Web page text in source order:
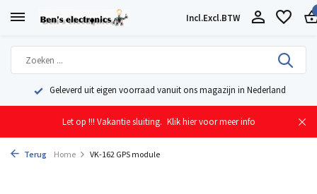
Incl.Excl.BTW
Geleverd uit eigen voorraad vanuit ons magazijn in Nederland
Let op !!! Vakantie sluiting. Klik hier voor meer info
Terug Home VK-162 GPS module